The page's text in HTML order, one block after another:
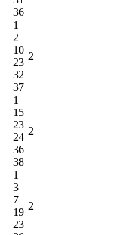
36
1
2
10
23
32
37
2
1
15
23
24
36
38
2
1
3
7
19
23
2